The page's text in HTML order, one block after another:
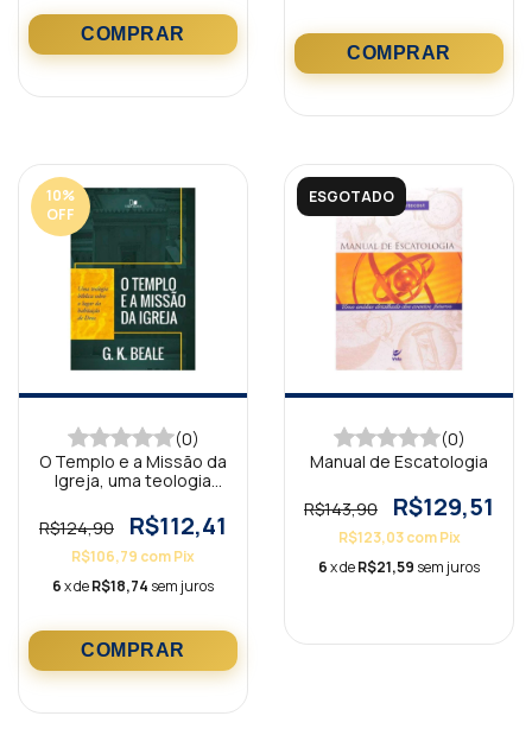
10%
OFF
(0)
O Templo e a Missão da
Igreja, uma teologia
R$124,90
R$112,41
R$106,79 comPix
6x deR$18,74 sem juros
ESGOTADO
(0)
Manual de Escatologia
R$143,90 R$129,51
R$123,03com Pix
6x deR$21,59 sem juros